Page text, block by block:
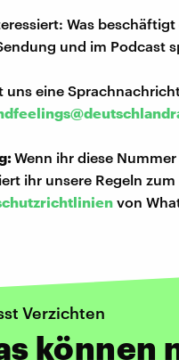
Was
und im Podcast
uns eine
Wenn ihr diese
ihr unsere Regeln
von
Verzichten
können